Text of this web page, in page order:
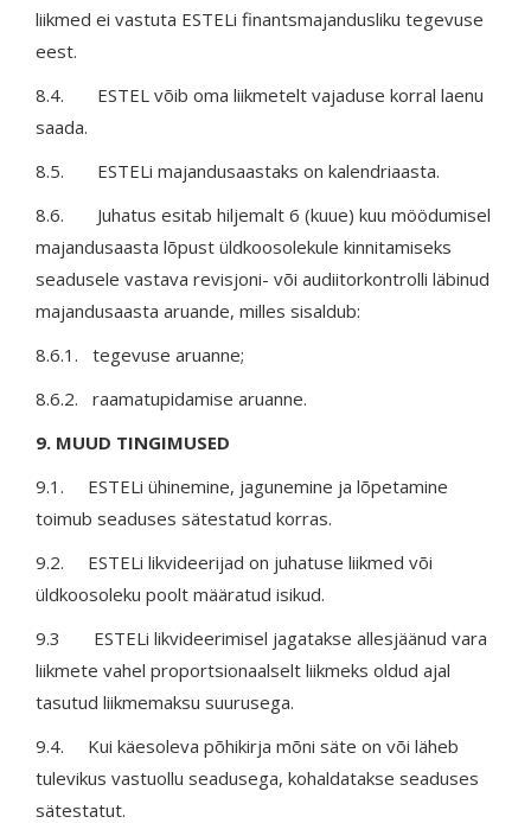
liikmed ei vastuta ESTELi finantsmajandusliku tegevuse
eest.
8.4. ESTEL võib oma liikmetelt vajaduse korral laenu
saada.
8.5. ESTELi majandusaastaks on kalendriaasta.
8.6. Juhatus esitab hiljemalt 6 (kuue) kuu möödumisel
majandusaasta lõpust üldkoosolekule kinnitamiseks
seadusele vastava revisjoni- või audiitorkontrolli läbinud
majandusaasta aruande, milles sisaldub:
8.6.1. tegevuse aruanne;
8.6.2. raamatupidamise aruanne.
9. MUUD TINGIMUSED
9.1. ESTELi ühinemine, jagunemine ja lõpetamine
toimub seaduses sätestatud korras.
9.2. ESTELi likvideerijad on juhatuse liikmed või
üldkoosoleku poolt määratud isikud.
9.3 ESTELi likvideerimisel jagatakse allesjäänud vara
liikmete vahel proportsionaalselt liikmeks oldud ajal
tasutud liikmemaksu suurusega.
9.4. Kui käesoleva põhikirja mõni säte on või läheb
tulevikus vastuollu seadusega, kohaldatakse seaduses
sätestatut.